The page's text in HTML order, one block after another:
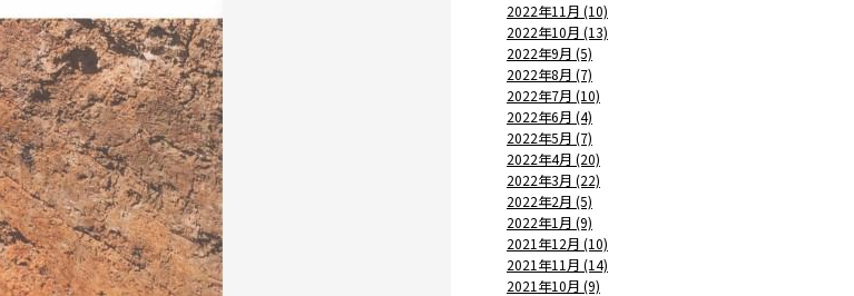
2022年11月 (10)
2022年10月 (13)
2022年9月 (5)
2022年8月 (7)
2022年7月 (10)
2022年6月 (4)
2022年5月 (7)
2022年4月 (20)
2022年3月 (22)
2022年2月 (5)
2022年1月 (9)
2021年12月 (10)
2021年11月 (14)
2021年10月 (9)